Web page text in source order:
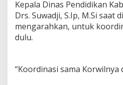
Kepala Dinas Pendidikan
Drs. Suwadji, S.Ip, M.Si saat
mengarahkan, untuk
dulu.
“Koordinasi sama Korwilnya